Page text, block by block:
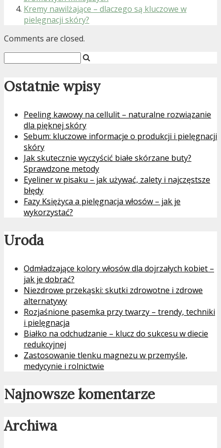
Kremy nawilżające – dlaczego są kluczowe w
pielęgnacji skóry?
Comments are closed.
Ostatnie wpisy
Peeling kawowy na cellulit – naturalne rozwiązanie
dla pięknej skóry
Sebum: kluczowe informacje o produkcji i pielęgnacji
skóry
Jak skutecznie wyczyścić białe skórzane buty?
Sprawdzone metody
Eyeliner w pisaku – jak używać, zalety i najczęstsze
błędy
Fazy Księżyca a pielęgnacja włosów – jak je
wykorzystać?
Uroda
Odmładzające kolory włosów dla dojrzałych kobiet –
jak je dobrać?
Niezdrowe przekąski: skutki zdrowotne i zdrowe
alternatywy
Rozjaśnione pasemka przy twarzy – trendy, techniki
i pielęgnacja
Białko na odchudzanie – klucz do sukcesu w diecie
redukcyjnej
Zastosowanie tlenku magnezu w przemyśle,
medycynie i rolnictwie
Najnowsze komentarze
Archiwa